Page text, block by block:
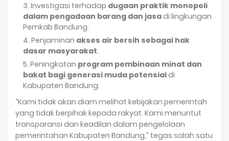
Investigasi terhadap dugaan praktik monopoli
dalam pengadaan barang dan jasadi lingkungan
Pemkab Bandung.
Penjaminan akses air bersih sebagai hak
dasar masyarakat.
Peningkatan program pembinaan minat dan
bakat bagi generasi muda potensialdi
Kabupaten Bandung.
“Kami tidak akan diam melihat kebijakan pemerintah
yang tidak berpihak kepada rakyat. Kami menuntut
transparansi dan keadilan dalam pengelolaan
pemerintahan Kabupaten Bandung,” tegas salah satu